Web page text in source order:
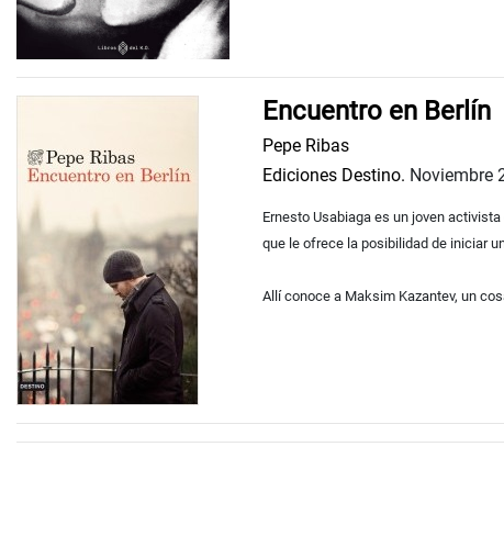
Encuentro en Berlín
Pepe Ribas
Ediciones Destino. Noviembre
Ernesto Usabiaga es un joven
que le ofrece la posibilidad de iniciar
Allí conoce a Maksim Kazantev, un